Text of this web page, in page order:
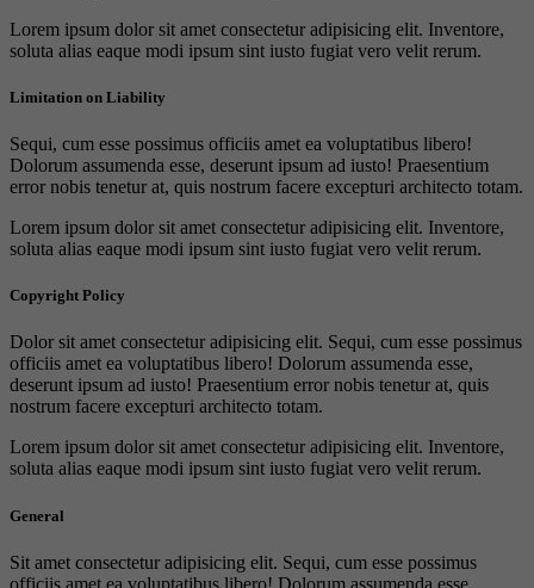
Lorem ipsum dolor sit amet consectetur adipisicing elit. Inventore,
soluta alias eaque modi ipsum sint iusto fugiat vero velit rerum.
Limitation on Liability
Sequi, cum esse possimus officiis amet ea voluptatibus libero!
Dolorum assumenda esse, deserunt ipsum ad iusto! Praesentium
error nobis tenetur at, quis nostrum facere excepturi architecto totam.
Lorem ipsum dolor sit amet consectetur adipisicing elit. Inventore,
soluta alias eaque modi ipsum sint iusto fugiat vero velit rerum.
Copyright Policy
Dolor sit amet consectetur adipisicing elit. Sequi, cum esse possimus
officiis amet ea voluptatibus libero! Dolorum assumenda esse,
deserunt ipsum ad iusto! Praesentium error nobis tenetur at, quis
nostrum facere excepturi architecto totam.
Lorem ipsum dolor sit amet consectetur adipisicing elit. Inventore,
soluta alias eaque modi ipsum sint iusto fugiat vero velit rerum.
General
Sit amet consectetur adipisicing elit. Sequi, cum esse possimus
officiis amet ea voluptatibus libero! Dolorum assumenda esse,